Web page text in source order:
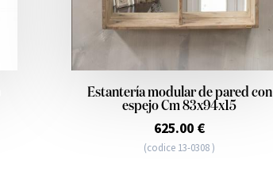
Estantería modular de pared con
espejo Cm 83x94x15
625.00 €
(codice 13-0308 )